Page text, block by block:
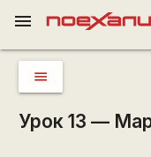
menu
menu
Урок 13 —